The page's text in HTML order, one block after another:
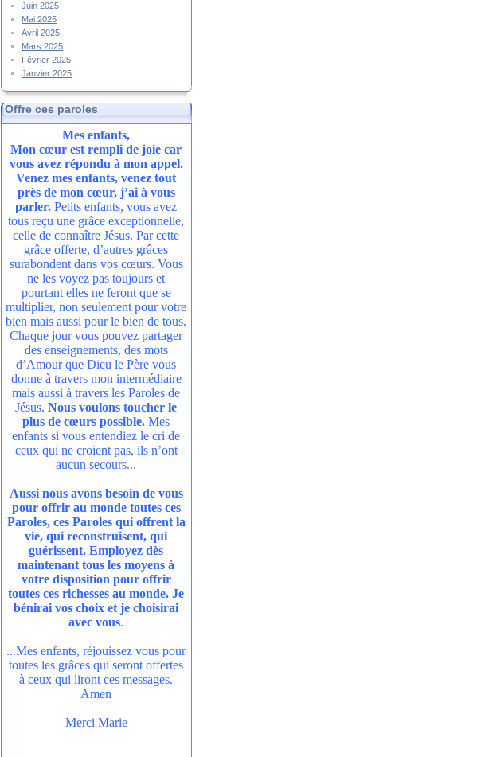
Juin 2025
Mai 2025
Avril 2025
Mars 2025
Février 2025
Janvier 2025
Offre ces paroles
Mes enfants,
Mon cœur est rempli de joie car
vous avez répondu à mon appel.
Venez mes enfants, venez tout
près de mon cœur, j’ai à vous
parler. Petits enfants, vous avez
tous reçu une grâce exceptionnelle,
celle de connaître Jésus. Par cette
grâce offerte, d’autres grâces
surabondent dans vos cœurs. Vous
ne les voyez pas toujours et
pourtant elles ne feront que se
multiplier, non seulement pour votre
bien mais aussi pour le bien de tous.
Chaque jour vous pouvez partager
des enseignements, des mots
d’Amour que Dieu le Père vous
donne à travers mon intermédiaire
mais aussi à travers les Paroles de
Jésus.Nous voulons toucher le
plus de cœurs possible. Mes
enfants si vous entendiez le cri de
ceux qui ne croient pas, ils n’ont
aucun secours...
Aussi nous avons besoin de vous
pour offrir au monde toutes ces
Paroles, ces Paroles qui offrent la
vie, qui reconstruisent, qui
guérissent. Employez dès
maintenant tous les moyens à
votre disposition pour offrir
toutes ces richesses au monde. Je
bénirai vos choix et je choisirai
avec vous.
...Mes enfants, réjouissez vous pour
toutes les grâces qui seront offertes
à ceux qui liront ces messages.
Amen
Merci Marie